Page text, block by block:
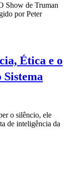
Show de Truman
por Peter
Ética e o
o silêncio, ele
de inteligência da